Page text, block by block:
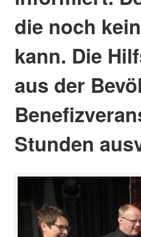
die noch
kann. Die
aus der
Stunden